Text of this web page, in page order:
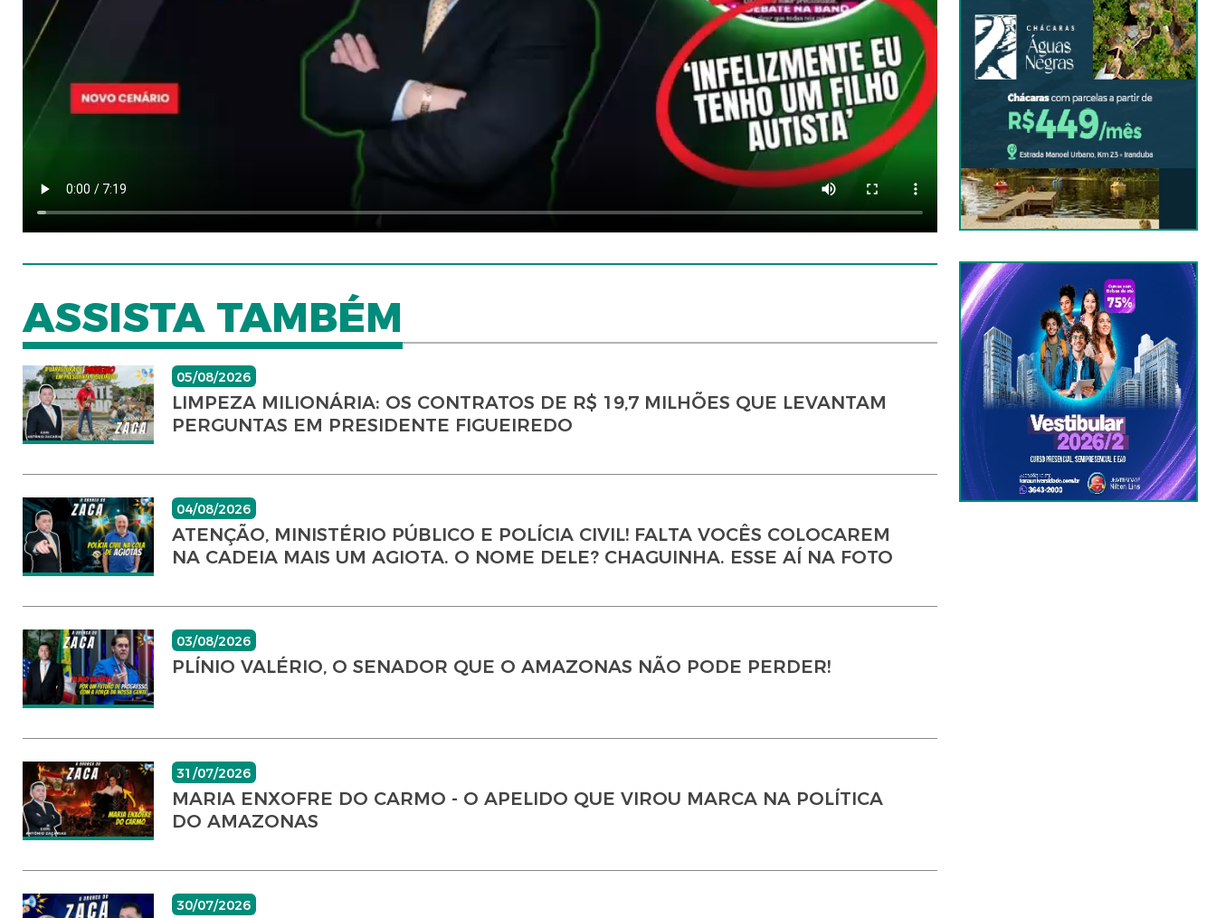
ASSISTA TAMBÉM
05/08/2026
LIMPEZA MILIONÁRIA: OS CONTRATOS DE R$ 19,7 MILHÕES QUE LEVANTAM
PERGUNTAS EM PRESIDENTE FIGUEIREDO
04/08/2026
ATENÇÃO, MINISTÉRIO PÚBLICO E POLÍCIA CIVIL! FALTA VOCÊS COLOCAREM
NA CADEIA MAIS UM AGIOTA. O NOME DELE? CHAGUINHA. ESSE AÍ NA FOTO
03/08/2026
PLÍNIO VALÉRIO, O SENADOR QUE O AMAZONAS NÃO PODE PERDER!
31/07/2026
MARIA ENXOFRE DO CARMO - O APELIDO QUE VIROU MARCA NA POLÍTICA
DO AMAZONAS
30/07/2026